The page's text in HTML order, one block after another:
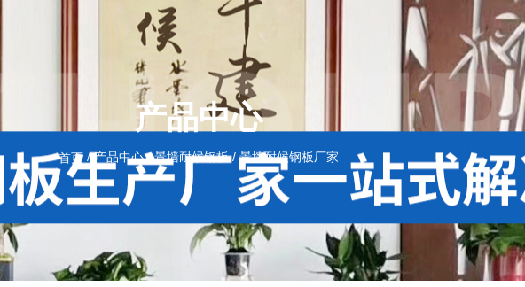
产品中心
首页 /产品中心 /景墙耐候钢板 /景墙耐候钢板厂家